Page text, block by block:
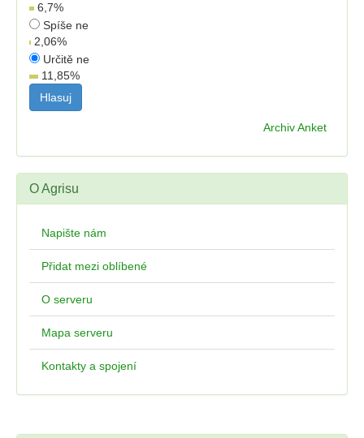
6,7%
Spíše ne
2,06%
Určitě ne
11,85%
Archiv Anket
O Agrisu
Napište nám
Přidat mezi oblíbené
O serveru
Mapa serveru
Kontakty a spojení